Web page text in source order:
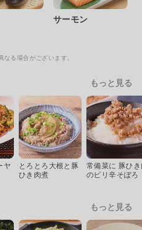
サーモン
る場合がございます。
もっと見る
ヤ
とろとろ大根と豚
ひき肉煮
常備菜に 豚ひ
のピリ辛そぼろ
もっと見る